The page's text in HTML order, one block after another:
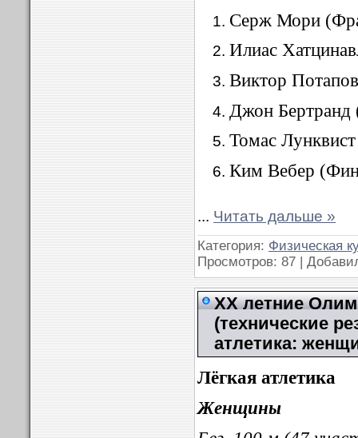
Серж Мори
Илиас
Виктор
Джон
Томас
Ким Вебер
... Читать дальше »
Категория: Физическая
Просмотров: 87 |
XX летние
(технические
атлетика:
Лёгкая атлетика
Женщины